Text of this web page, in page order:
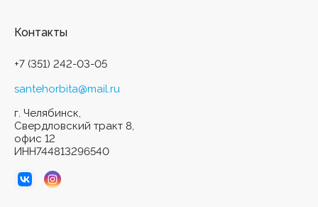
Контакты
+7 (351) 242-03-05
santehorbita@mail.ru
г. Челябинск,
Свердловский тракт 8,
офис 12
ИНН744813296540